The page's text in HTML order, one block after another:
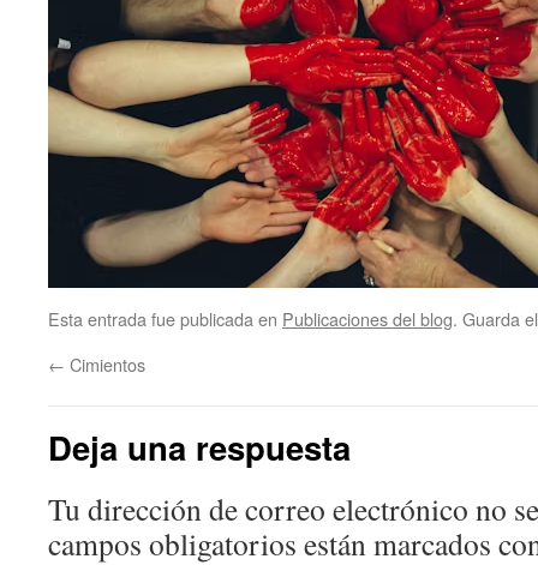
Esta entrada fue publicada en Publicaciones del blog. Guarda
← Cimientos
Deja una respuesta
Tu dirección de correo electrónico no
campos obligatorios están marcados